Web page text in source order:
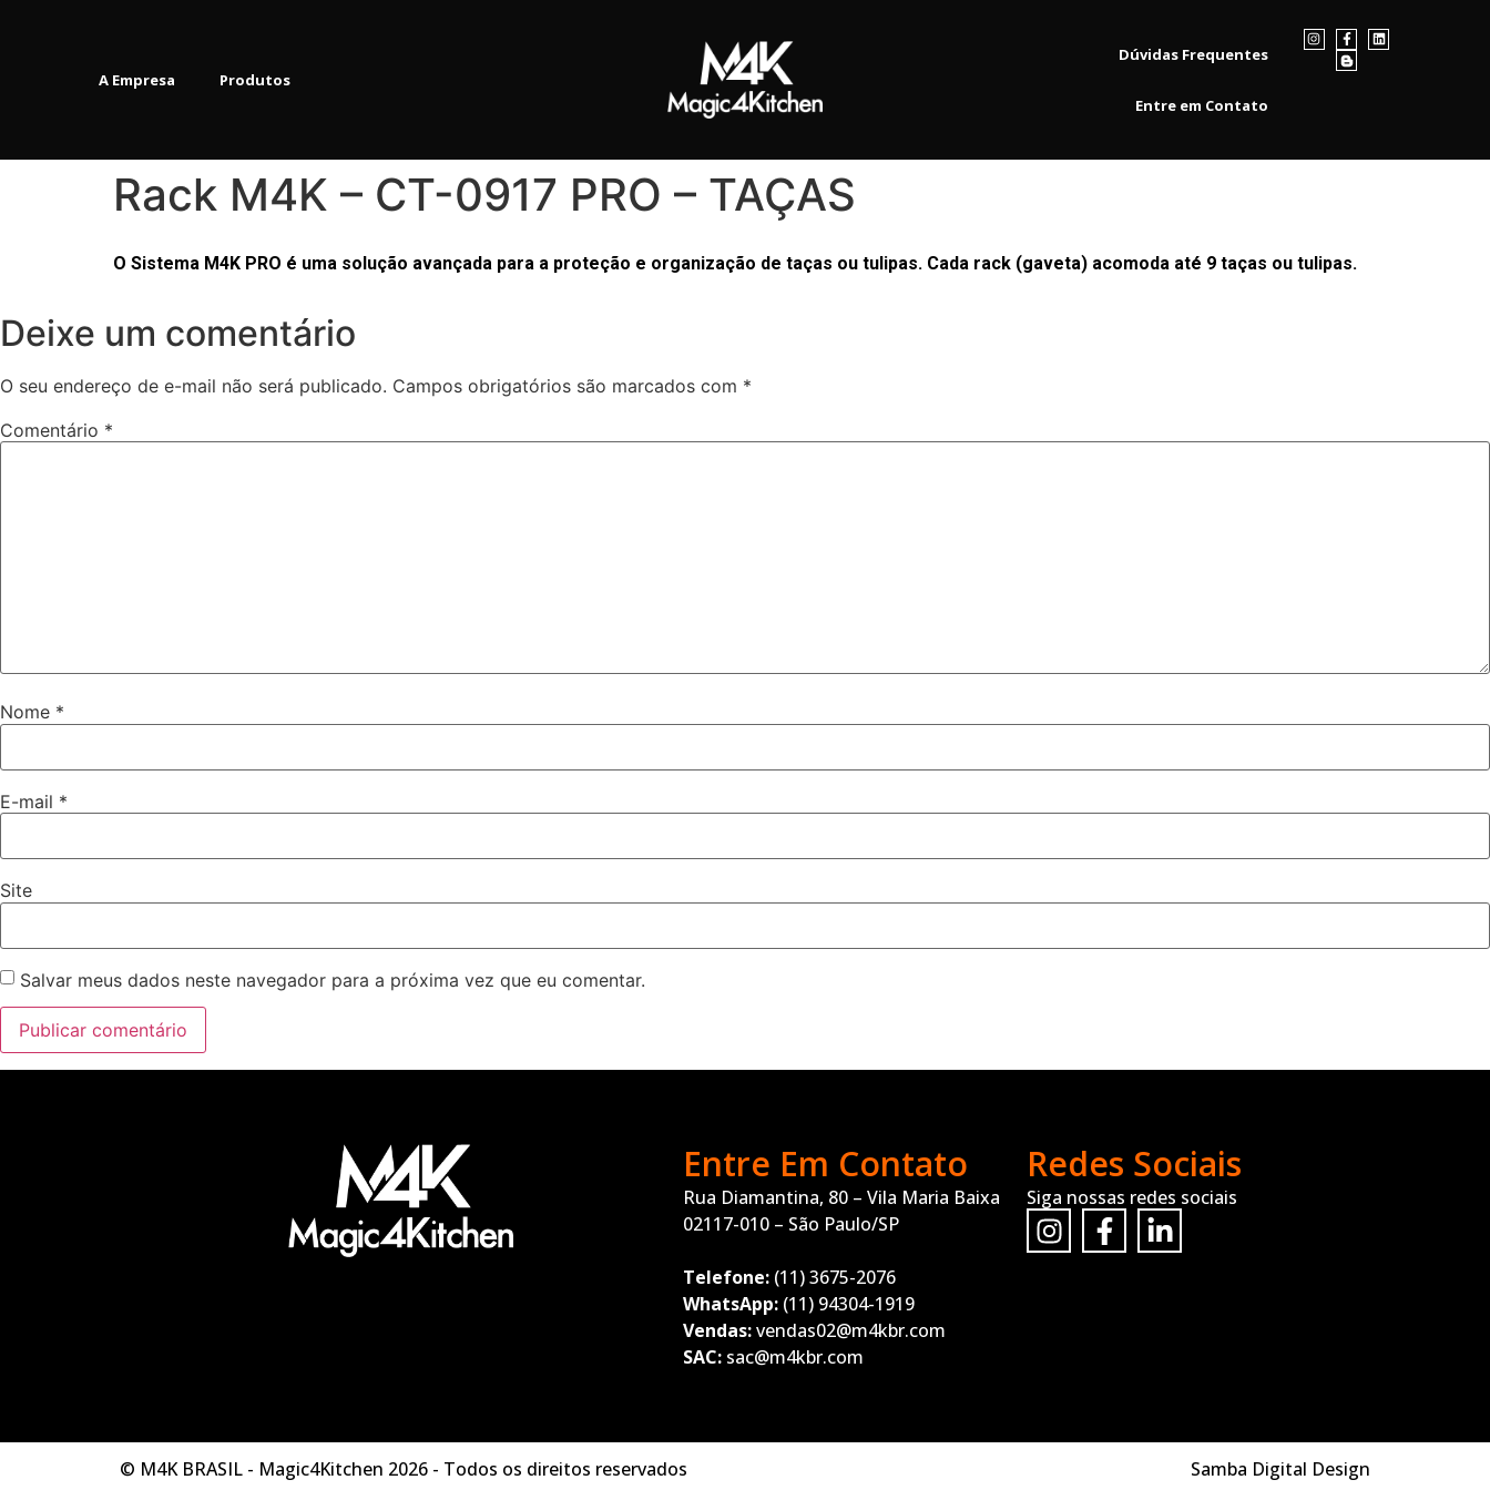
A Empresa Produtos
Dúvidas Frequentes
Entre em Contato
Rack M4K – CT-0917 PRO – TAÇAS
O Sistema M4K PRO é uma solução avançada para a proteção e organização de taças ou tulipas. Cada rack (gaveta) acomoda até 9 taças ou tulipas.
Deixe um comentário
O seu endereço de e-mail não será publicado. Campos obrigatórios são marcados com *
Comentário *
Nome *
E-mail *
Site
Salvar meus dados neste navegador para a próxima vez que eu comentar.
Entre Em Contato
Rua Diamantina, 80 – Vila Maria Baixa
02117-010 – São Paulo/SP
Telefone:(11) 3675-2076
WhatsApp:(11) 94304-1919
Vendas:vendas02@m4kbr.com
SAC:sac@m4kbr.com
Redes Sociais
Siga nossas redes sociais
© M4K BRASIL - Magic4Kitchen 2026 - Todos os direitos reservados Samba Digital Design